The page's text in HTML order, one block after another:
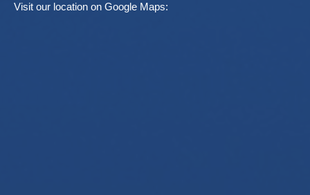
Visit our location on Google Maps: